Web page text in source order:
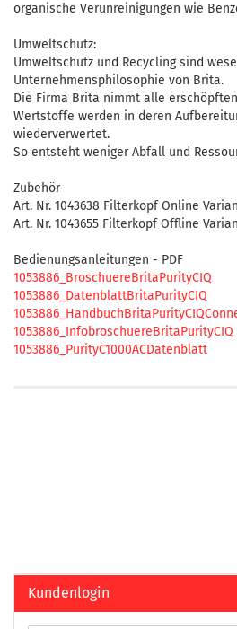
organische Verunreinigungen wie
Umweltschutz:
Umweltschutz und Recycling sind
Unternehmensphilosophie von Brita.
Die Firma Brita nimmt alle
Wertstoffe werden in deren
wiederverwertet.
So entsteht weniger Abfall und
Zubehör
Art. Nr. 1043638 Filterkopf Online
Art. Nr. 1043655 Filterkopf Offline
Bedienungsanleitungen - PDF
1053886_BroschuereBritaPurityCIQ
1053886_DatenblattBritaPurityCIQ
1053886_InfobroschuereBritaPurityCIQ
1053886_PurityC1000ACDatenblatt
Kundenlogin